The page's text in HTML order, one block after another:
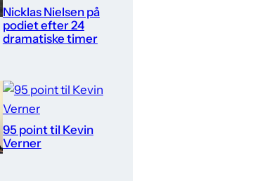
Nicklas Nielsen på
podiet efter 24
dramatiske timer
95 point til Kevin
Verner